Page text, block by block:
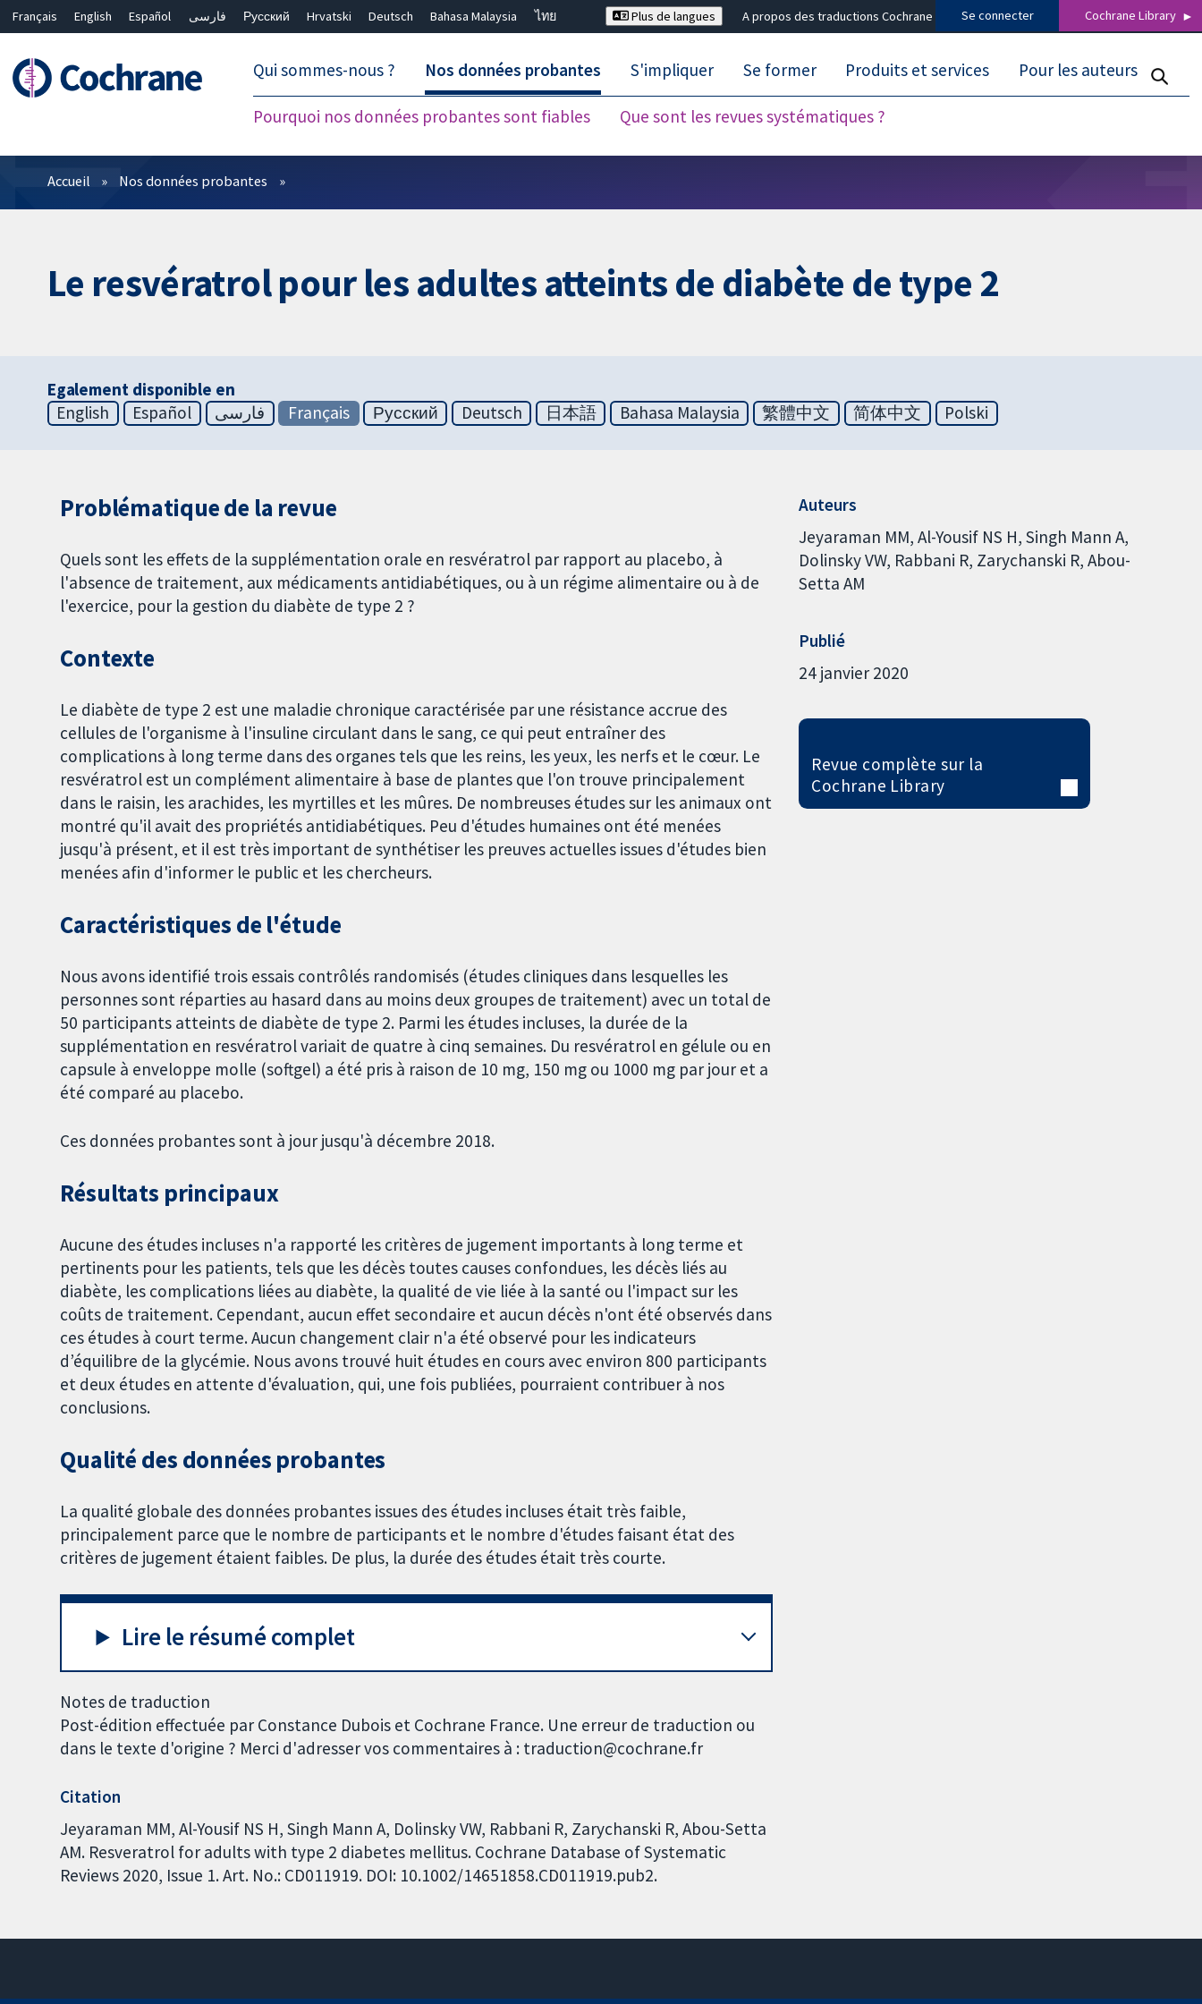
Français English Español فارسی Русский Hrvatski Deutsch Bahasa Malaysia
ไทย
Plus de langues A propos des traductions Cochrane Se connecter Cochrane Library
Qui sommes-nous ? Nos données probantes
Pourquoi nos données probantes sont fiables Que sont les revues systématiques ?
S'impliquer Se former Produits et services Pour les auteurs
Filtres
Accueil Nos données probantes
Le resvératrol pour les adultes atteints de diabète de type 2
Egalement disponible en
English
Español فارسی Français Русский Deutsch 日本語 Bahasa Malaysia 繁體中文 简体中文 Polski
Problématique de la revue
Quels sont les effets de la supplémentation orale en resvératrol par rapport au placebo, à
l'absence de traitement, aux médicaments antidiabétiques, ou à un régime alimentaire ou à de
l'exercice, pour la gestion du diabète de type 2 ?
Contexte
Le diabète de type 2 est une maladie chronique caractérisée par une résistance accrue des
cellules de l'organisme à l'insuline circulant dans le sang, ce qui peut entraîner des
complications à long terme dans des organes tels que les reins, les yeux, les nerfs et le cœur. Le
resvératrol est un complément alimentaire à base de plantes que l'on trouve principalement
dans le raisin, les arachides, les myrtilles et les mûres. De nombreuses études sur les animaux ont
montré qu'il avait des propriétés antidiabétiques. Peu d'études humaines ont été menées
jusqu'à présent, et il est très important de synthétiser les preuves actuelles issues d'études bien
menées afin d'informer le public et les chercheurs.
Caractéristiques de l'étude
Nous avons identifié trois essais contrôlés randomisés (études cliniques dans lesquelles les
personnes sont réparties au hasard dans au moins deux groupes de traitement) avec un total de
50 participants atteints de diabète de type 2. Parmi les études incluses, la durée de la
supplémentation en resvératrol variait de quatre à cinq semaines. Du resvératrol en gélule ou en
capsule à enveloppe molle (softgel) a été pris à raison de 10 mg, 150 mg ou 1000 mg par jour et a
été comparé au placebo.
Ces données probantes sont à jour jusqu'à décembre 2018.
Résultats principaux
Aucune des études incluses n'a rapporté les critères de jugement importants à long terme et
pertinents pour les patients, tels que les décès toutes causes confondues, les décès liés au
diabète, les complications liées au diabète, la qualité de vie liée à la santé ou l'impact sur les
coûts de traitement. Cependant, aucun effet secondaire et aucun décès n'ont été observés dans
ces études à court terme. Aucun changement clair n'a été observé pour les indicateurs
d’équilibre de la glycémie. Nous avons trouvé huit études en cours avec environ 800 participants
et deux études en attente d'évaluation, qui, une fois publiées, pourraient contribuer à nos
conclusions.
Qualité des données probantes
La qualité globale des données probantes issues des études incluses était très faible,
principalement parce que le nombre de participants et le nombre d'études faisant état des
critères de jugement étaient faibles. De plus, la durée des études était très courte.
Lire le résumé complet
Notes de traduction
Post-édition effectuée par Constance Dubois et Cochrane France. Une erreur de traduction ou
dans le texte d'origine ? Merci d'adresser vos commentaires à : traduction@cochrane.fr
Citation
Jeyaraman MM, Al-Yousif NS H, Singh Mann A, Dolinsky VW, Rabbani R, Zarychanski R, Abou-Setta
AM. Resveratrol for adults with type 2 diabetes mellitus. Cochrane Database of Systematic
Reviews 2020, Issue 1. Art. No.: CD011919. DOI: 10.1002/14651858.CD011919.pub2.
Auteurs
Jeyaraman MM Al-Yousif NS H Singh Mann A
Dolinsky VW Rabbani R Zarychanski R Abou-
Setta AM
Publié
24 janvier 2020
Revue complète sur la
Cochrane Library